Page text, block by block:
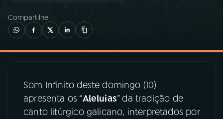
02 A RÁDIO
04PROGRAMAS
Compartilhe
Som Infinito deste domingo (10)
apresenta os “Aleluias” da tradição de
canto litúrgico galicano, interpretados por